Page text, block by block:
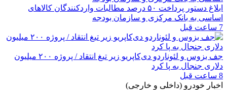
ابلاغ دستور پرداخت ۵۰ درصد مطالبات واردکنندگان کالاهای
اساسی به بانک مرکزی و سازمان بودجه
7 ساعت قبل
جف بزوس و لئوناردو دی‌کاپریو زیر تیغ انتقاد / پروژه ۲۰۰ میلیون
دلاری جنجال به پا کرد
8 ساعت قبل
اخبار خودرو (داخلی و خارجی)